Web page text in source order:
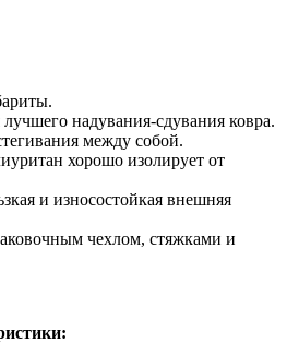
надувания-сдувания ковра.
между собой.
хорошо изолирует от
и износостойкая внешняя
чехлом, стяжками и